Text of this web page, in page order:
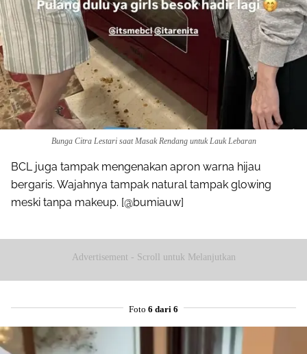
Bunga Citra Lestari saat Masak Rendang untuk Lauk Lebaran
BCL juga tampak mengenakan apron warna hijau
bergaris. Wajahnya tampak natural tampak glowing
meski tanpa makeup. [@bumiauw]
Advertisement - Scroll untuk Melanjutkan
Foto 6 dari 6